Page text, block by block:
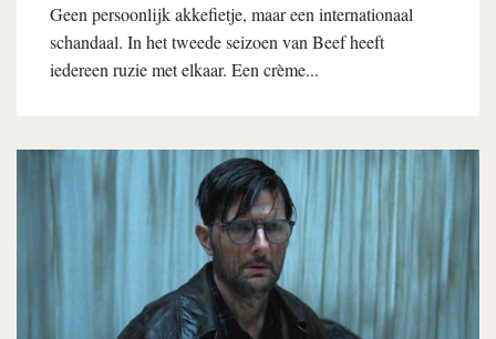
Geen persoonlijk akkefietje, maar een internationaal
schandaal. In het tweede seizoen van Beef heeft
iedereen ruzie met elkaar. Een crème...
Lees verder